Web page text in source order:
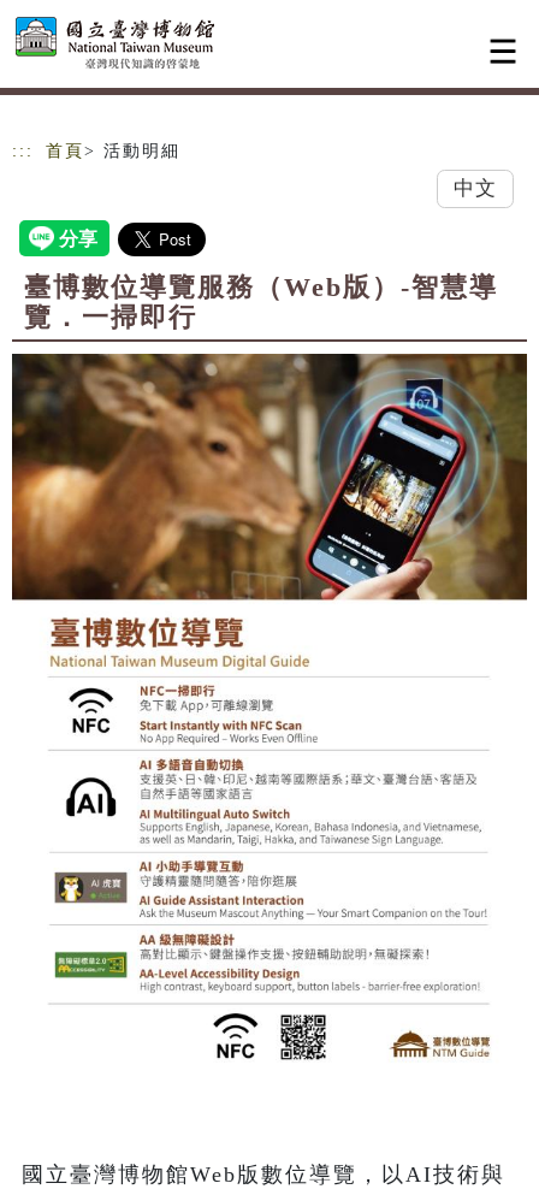
跳到主要內容
網站導覽
::: 首頁 > 活動明細
中文
臺博數位導覽服務（Web版）-智慧導
覽．一掃即行
國立臺灣博物館Web版數位導覽，以AI技術與